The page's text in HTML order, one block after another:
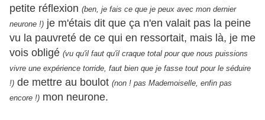
petite réflexion (ben, je fais ce que je peux avec mon dernier
neurone !) je m'étais dit que ça n'en valait pas la peine
vu la pauvreté de ce qui en ressortait, mais là, je me
vois obligé (vu qu'il faut qu'il craque total pour que nous puissions
vivre une expérience torride, faut bien que je fasse tout pour le séduire
!) de mettre au boulot (non ! pas Mademoiselle, enfin pas
encore !) mon neurone.